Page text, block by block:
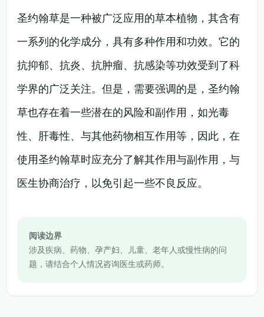
圣约翰草是一种被广泛应用的草本植物，其含有
一系列的化学成分，具有多种作用和功效。它的
抗抑郁、抗炎、抗肿瘤、抗感染等功效受到了科
学界的广泛关注。但是，需要强调的是，圣约翰
草也存在着一些潜在的风险和副作用，如光毒
性、肝毒性、与其他药物相互作用等，因此，在
使用圣约翰草时应充分了解其作用与副作用，与
医生协商治疗，以免引起一些不良反应。
阅读边界
涉及疾病、药物、孕产妇、儿童、老年人或慢性病的问
题，请结合个人情况咨询医生或药师。